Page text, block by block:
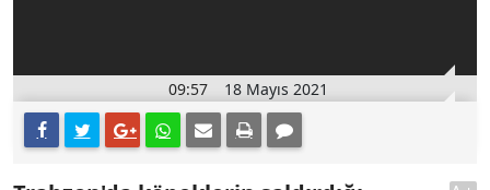
09:57 18 Mayıs 2021